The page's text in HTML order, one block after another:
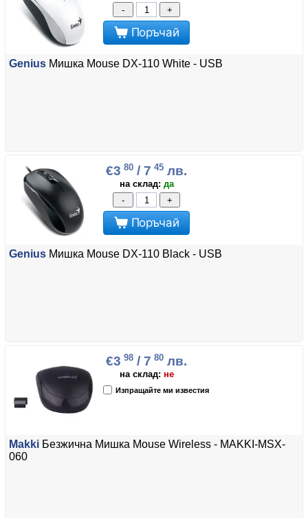
-
+
Поръчай
Genius Мишка Mouse DX-110 White - USB
€3 80 / 7 45 лв.
на склад: да
-
+
Поръчай
Genius Мишка Mouse DX-110 Black - USB
€3 98 / 7 80 лв.
на склад: не
Изпращайте ми известия
Makki Безжична Мишка Mouse Wireless - MAKKI-MSX-
060